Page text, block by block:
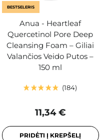
BESTSELERIS
Anua - Heartleaf
Quercetinol Pore Deep
Cleansing Foam – Giliai
Valančios Veido Putos –
150 ml
184
11,34 €
PRIDĖTI Į KREPŠELĮ